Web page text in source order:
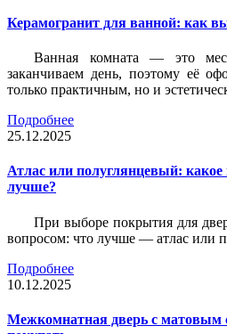
Керамогранит для ванной: как
Ванная комната — это
заканчиваем день, поэтому её
только практичным, но и
Подробнее
25.12.2025
Атлас или полуглянцевый:
лучше?
При выборе покрытия для
вопросом: что лучше — атлас или
Подробнее
10.12.2025
Межкомнатная дверь с матовым